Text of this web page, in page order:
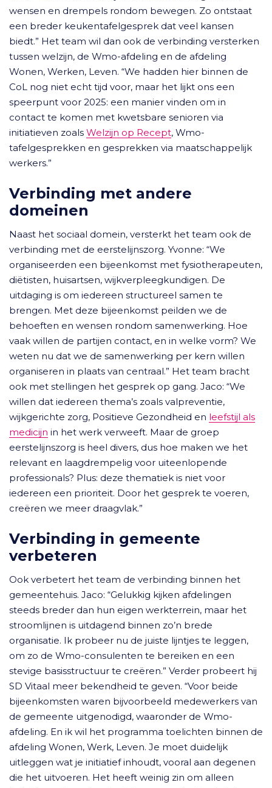
wensen en drempels rondom bewegen. Zo ontstaat
een breder keukentafelgesprek dat veel kansen
biedt.” Het team wil dan ook de verbinding versterken
tussen welzijn, de Wmo-afdeling en de afdeling
Wonen, Werken, Leven. “We hadden hier binnen de
CoL nog niet echt tijd voor, maar het lijkt ons een
speerpunt voor 2025: een manier vinden om in
contact te komen met kwetsbare senioren via
initiatieven zoals Welzijn op Recept, Wmo-
tafelgesprekken en gesprekken via maatschappelijk
werkers.”
Verbinding met andere
domeinen
Naast het sociaal domein, versterkt het team ook de
verbinding met de eerstelijnszorg. Yvonne: “We
organiseerden een bijeenkomst met fysiotherapeuten,
diëtisten, huisartsen, wijkverpleegkundigen. De
uitdaging is om iedereen structureel samen te
brengen. Met deze bijeenkomst peilden we de
behoeften en wensen rondom samenwerking. Hoe
vaak willen de partijen contact, en in welke vorm? We
weten nu dat we de samenwerking per kern willen
organiseren in plaats van centraal.” Het team bracht
ook met stellingen het gesprek op gang. Jaco: “We
willen dat iedereen thema’s zoals valpreventie,
wijkgerichte zorg, Positieve Gezondheid en leefstijl als
medicijn in het werk verweeft. Maar de groep
eerstelijnszorg is heel divers, dus hoe maken we het
relevant en laagdrempelig voor uiteenlopende
professionals? Plus: deze thematiek is niet voor
iedereen een prioriteit. Door het gesprek te voeren,
creëren we meer draagvlak.”
Verbinding in gemeente
verbeteren
Ook verbetert het team de verbinding binnen het
gemeentehuis. Jaco: “Gelukkig kijken afdelingen
steeds breder dan hun eigen werkterrein, maar het
stroomlijnen is uitdagend binnen zo’n brede
organisatie. Ik probeer nu de juiste lijntjes te leggen,
om zo de Wmo-consulenten te bereiken en een
stevige basisstructuur te creëren.” Verder probeert hij
SD Vitaal meer bekendheid te geven. “Voor beide
bijeenkomsten waren bijvoorbeeld medewerkers van
de gemeente uitgenodigd, waaronder de Wmo-
afdeling. En ik wil het programma toelichten binnen de
afdeling Wonen, Werk, Leven. Je moet duidelijk
uitleggen wat je initiatief inhoudt, vooral aan degenen
die het uitvoeren. Het heeft weinig zin om alleen